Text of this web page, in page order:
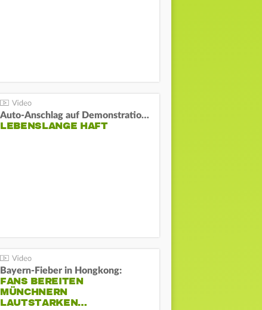
Auto-Anschlag auf Demonstration in München:
LEBENSLANGE HAFT
Bayern-Fieber in Hongkong:
FANS BEREITEN
MÜNCHNERN
LAUTSTARKEN…